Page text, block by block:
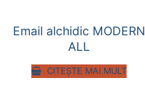
Email alchidic MODERN
ALL
CITEȘTE MAI MULT